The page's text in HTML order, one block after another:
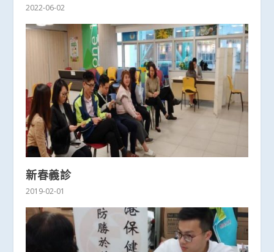
2022-06-02
新春義診
2019-02-01